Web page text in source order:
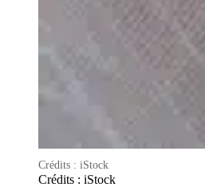
Crédits : iStock
Crédits : iStock